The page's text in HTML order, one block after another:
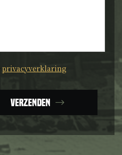
privacyverklaring
Verzenden